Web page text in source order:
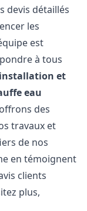
devis détaillés
les
est
à tous
installation et
eau
des
travaux et
de nos
en témoignent
clients
plus,